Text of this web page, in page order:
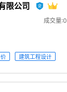
限公司
成交量:0
建筑工程设计